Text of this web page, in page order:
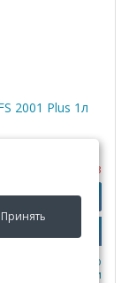
Принять
2001 Plus 1л
Под заказ
В закладки
К сравнению
Подробно